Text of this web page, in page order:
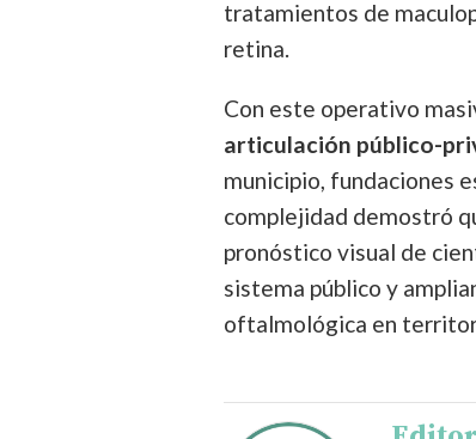
tratamientos de
retina.
Con este operativo
articulación público-
municipio, fundaciones
complejidad demostró
pronóstico visual de
sistema público y
oftalmológica en